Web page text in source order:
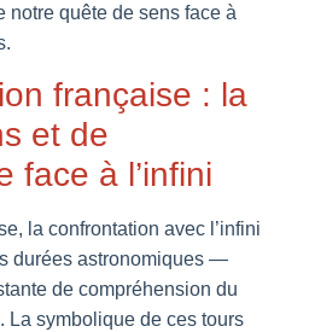
notre quête de sens face à
française : la
et de
face à l’infini
la confrontation avec l’infini
durées astronomiques —
de compréhension du
La symbolique de ces tours